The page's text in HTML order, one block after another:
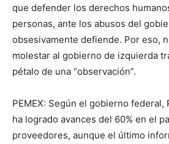
que defender los derechos
personas, ante los abusos del
obsesivamente defiende. Por eso,
molestar al gobierno de izquierda
pétalo de una “observación”.
PEMEX: Según el gobierno
ha logrado avances del 60% en el
proveedores, aunque el último